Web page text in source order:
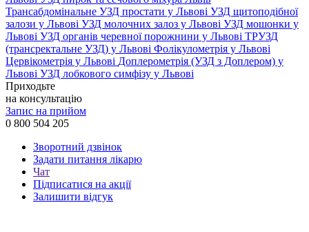
Трансабдомінальне УЗД простати у Львові УЗД щитоподібної
залози у Львові УЗД молочних залоз у Львові УЗД мошонки у
Львові УЗД органів черевної порожнини у Львові ТРУЗД
(трансректальне УЗД) у Львові Фолікулометрія у Львові
Цервікометрія у Львові Доплерометрія (УЗД з Доплером) у
Львові УЗД лобкового симфізу у Львові
Приходьте
на консультацію
Запис на прийом
0 800 504 205
Зворотний дзвінок
Задати питання лікарю
Чат
Підписатися на акції
Залишити відгук